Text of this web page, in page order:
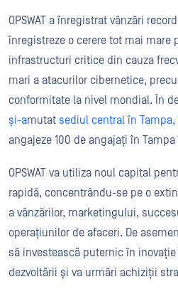
OPSWAT a înregistrat vânzări
înregistreze o cerere tot mai mare
infrastructuri critice din cauza
mari a atacurilor cibernetice,
conformitate la nivel mondial. În
și-amutat sediul central în Tampa,
angajeze 100 de angajați în
OPSWAT va utiliza noul capital
rapidă, concentrându-se pe o
a vânzărilor, marketingului,
operațiunilor de afaceri. De
să investească puternic în
dezvoltării și va urmări achiziții